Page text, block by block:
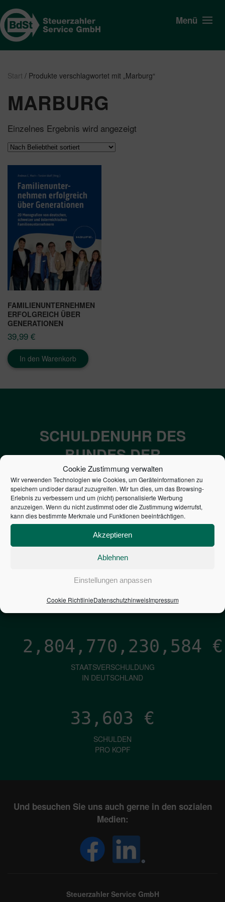
Cookie Zustimmung verwalten
Wir verwenden Technologien wie Cookies, um Geräteinformationen zu
speichern und/oder darauf zuzugreifen. Wir tun dies, um das Browsing-
Erlebnis zu verbessern und um (nicht) personalisierte Werbung
anzuzeigen. Wenn du nicht zustimmst oder die Zustimmung widerrufst,
kann dies bestimmte Merkmale und Funktionen beeinträchtigen.
Akzeptieren
Ablehnen
Einstellungen anpassen
Cookie RichtlinieDatenschutzhinweisImpressum
Menü
Start / Produkte verschlagwortet mit „Marburg“
MARBURG
Einzelnes Ergebnis wird angezeigt
FAMILIENUNTERNEHMEN
ERFOLGREICH ÜBER
GENERATIONEN
39,99 €
In den Warenkorb
SCHULDENUHR DES
BUNDES DER
STEUERZAHLER
7,052€
NEUVERSCHULDUNG
PRO SEKUNDE
1,601€
PRO SEKUNDE
2,804,770,231,854 €
STAATSVERSCHULDUNG
IN DEUTSCHLAND
33,603 €
SCHULDEN
PRO KOPF
Und besuchen Sie uns auch gerne in den sozialen
Medien:
Steuerzahler Service GmbH